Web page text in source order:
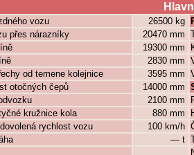
vozu 26500 kg
přes nárazníky
20470 mm
19300 mm
2830 mm
od temene kolejnice
3595 mm
otočných čepů
14000 mm
2100 mm
kružnice kola
880 mm
rychlost vozu
100 km/h
— t